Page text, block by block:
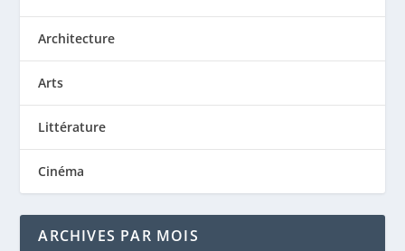
Architecture
Arts
Littérature
Cinéma
ARCHIVES PAR MOIS